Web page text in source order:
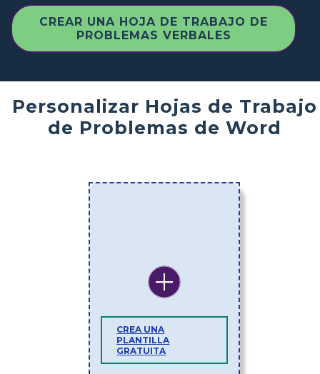
CREAR UNA HOJA DE TRABAJO DE
PROBLEMAS VERBALES
Personalizar Hojas de Trabajo
de Problemas de Word
CREA UNA
PLANTILLA
GRATUITA